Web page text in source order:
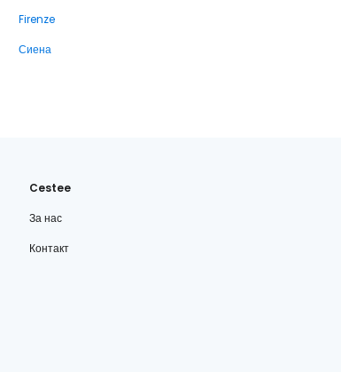
Firenze
Сиена
Cestee
За нас
Контакт